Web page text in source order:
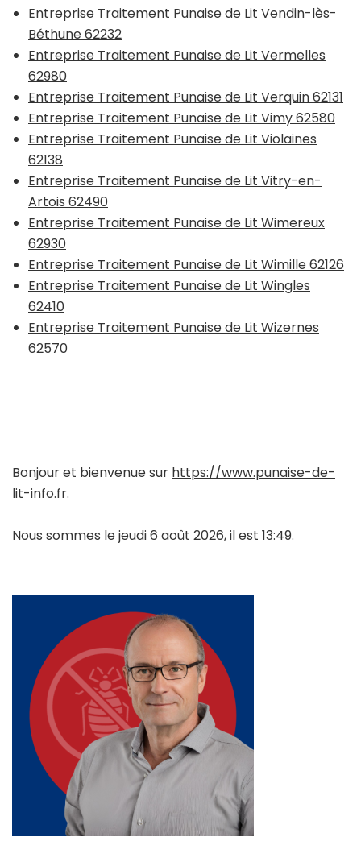
Entreprise Traitement Punaise de Lit Vendin-lès-
Béthune 62232
Entreprise Traitement Punaise de Lit Vermelles
62980
Entreprise Traitement Punaise de Lit Verquin 62131
Entreprise Traitement Punaise de Lit Vimy 62580
Entreprise Traitement Punaise de Lit Violaines
62138
Entreprise Traitement Punaise de Lit Vitry-en-
Artois 62490
Entreprise Traitement Punaise de Lit Wimereux
62930
Entreprise Traitement Punaise de Lit Wimille 62126
Entreprise Traitement Punaise de Lit Wingles
62410
Entreprise Traitement Punaise de Lit Wizernes
62570
Bonjour et bienvenue sur https://www.punaise-de-
lit-info.fr.
Nous sommes le jeudi 6 août 2026, il est 13:49.